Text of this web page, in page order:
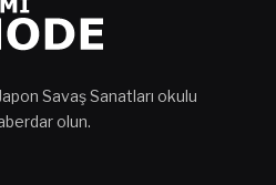
Savaş Sanatları okulu
olun.